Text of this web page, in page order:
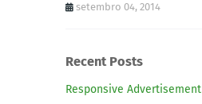
setembro 04, 2014
Recent Posts
Responsive Advertisement